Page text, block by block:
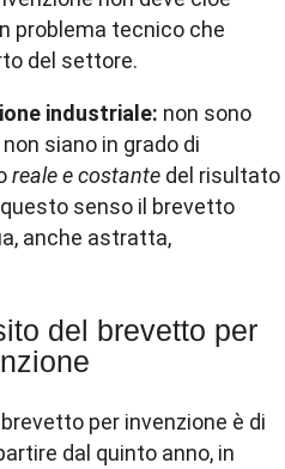
problema tecnico che
del settore.
industriale: non sono
siano in grado di
reale e costante del risultato
senso il brevetto
anche astratta,
del brevetto per
per invenzione è di
dal quinto anno, in